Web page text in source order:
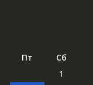
Пт
Сб
1